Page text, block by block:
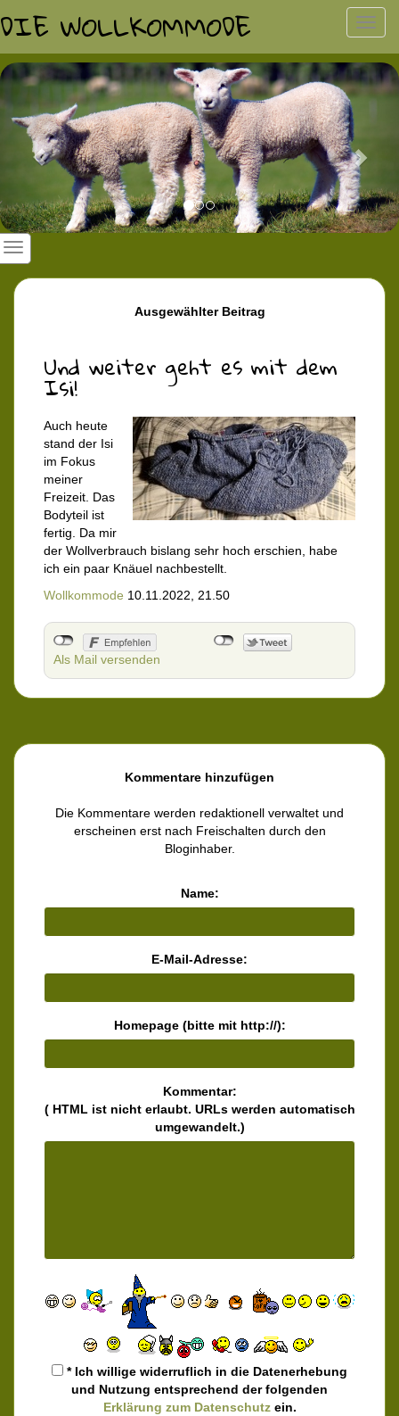
DIE WOLLKOMMODE
Previous
Ausgewählter Beitrag
Und weiter geht es mit dem
Isi!
Auch heute
stand der Isi
im Fokus
meiner
Freizeit. Das
Bodyteil ist
fertig. Da mir
der Wollverbrauch bislang sehr hoch erschien, habe
ich ein paar Knäuel nachbestellt.
Wollkommode 10.11.2022, 21.50
Als Mail versenden
Kommentare hinzufügen
Die Kommentare werden redaktionell verwaltet und
erscheinen erst nach Freischalten durch den
Bloginhaber.
Name:
E-Mail-Adresse:
Homepage (bitte mit http://):
Kommentar:
( HTML ist nichterlaubt. URLs werden automatisch
umgewandelt.)
* Ich willige widerruflich in die Datenerhebung
und Nutzung entsprechend der folgenden
Erklärung zum Datenschutzein.